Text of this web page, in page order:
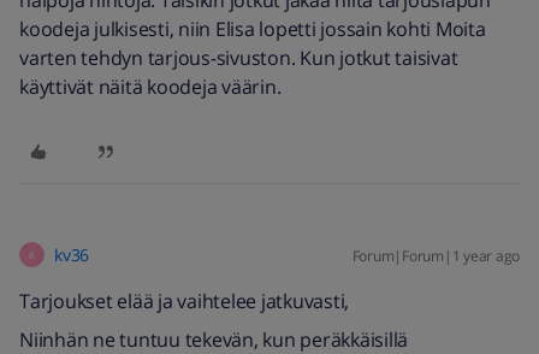
koodeja julkisesti, niin Elisa lopetti jossain kohti Moita
varten tehdyn tarjous-sivuston. Kun jotkut taisivat
käyttivät näitä koodeja väärin.
K kv36 Forum|Forum|1 year ago
Tarjoukset elää ja vaihtelee jatkuvasti,
Niinhän ne tuntuu tekevän, kun peräkkäisillä